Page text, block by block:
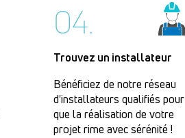
04.
Trouvez un installateur
Bénéficiez de notre réseau
d'installateurs qualifiés pour
que la réalisation de votre
projet rime avec sérénité !